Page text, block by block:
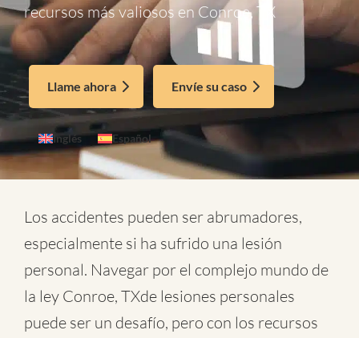
recursos más valiosos en Conroe, TX
Llame ahora Envíe su caso
Inglés Español
Los accidentes pueden ser abrumadores,
especialmente si ha sufrido una lesión
personal. Navegar por el complejo mundo de
la ley Conroe, TXde lesiones personales
puede ser un desafío, pero con los recursos